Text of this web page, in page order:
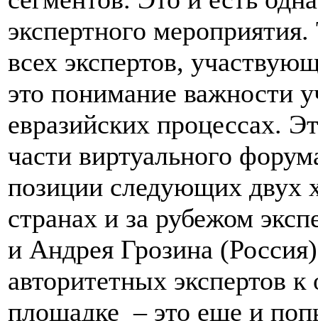
экспертного
всех экспертов,
это понимание важности
евразийских процессах.
части виртуального
позиции следующих двух
странах и за рубежом
и Андрея Грозина
авторитетных экспертов
площадке – это еще и